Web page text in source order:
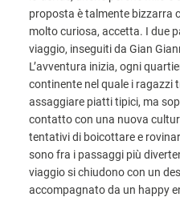
proposta è talmente bizzarra
molto curiosa, accetta. I due
viaggio, inseguiti da Gian
L’avventura inizia, ogni
continente nel quale i ragazzi
assaggiare piatti tipici, ma
contatto con una nuova
tentativi di boicottare e
sono fra i passaggi più
viaggio si chiudono con un
accompagnato da un happy